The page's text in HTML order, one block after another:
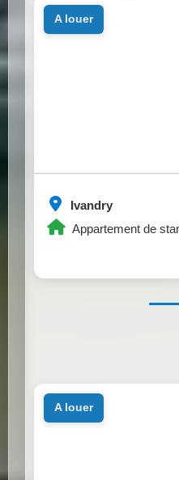
Ivandry
Appartement de
a louer
a louer